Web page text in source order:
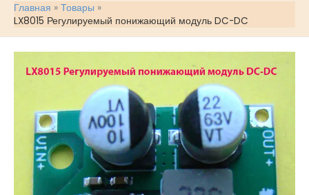
Главная
Товары
LX8015 Регулируемый понижающий модуль DC-DC